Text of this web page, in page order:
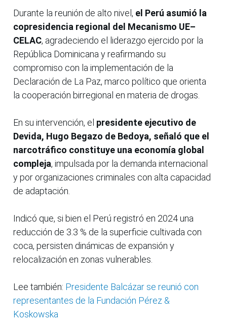
Durante la reunión de alto nivel, el Perú asumió la
copresidencia regional del Mecanismo UE–
CELAC, agradeciendo el liderazgo ejercido por la
República Dominicana y reafirmando su
compromiso con la implementación de la
Declaración de La Paz, marco político que orienta
la cooperación birregional en materia de drogas.
En su intervención, el presidente ejecutivo de
Devida, Hugo Begazo de Bedoya, señaló que el
narcotráfico constituye una economía global
compleja, impulsada por la demanda internacional
y por organizaciones criminales con alta capacidad
de adaptación.
Indicó que, si bien el Perú registró en 2024 una
reducción de 3.3 % de la superficie cultivada con
coca, persisten dinámicas de expansión y
relocalización en zonas vulnerables.
Lee también: Presidente Balcázar se reunió con
representantes de la Fundación Pérez &
Koskowska